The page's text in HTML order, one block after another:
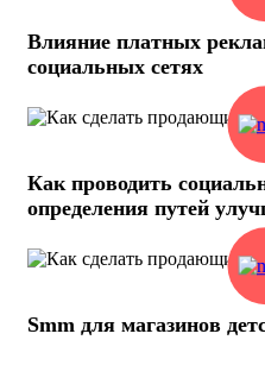
Влияние платных
социальных сетях
Как проводить
определения путей
Smm для магазинов